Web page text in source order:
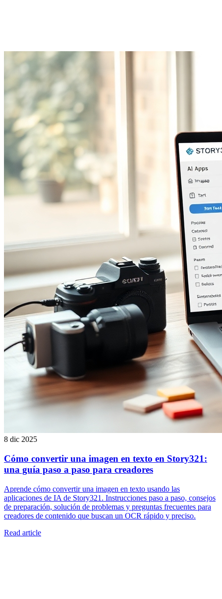
8 dic 2025
Cómo convertir una imagen en texto en Story321:
una guía paso a paso para creadores
Aprende cómo convertir una imagen en texto usando las
aplicaciones de IA de Story321. Instrucciones paso a paso, consejos
de preparación, solución de problemas y preguntas frecuentes para
creadores de contenido que buscan un OCR rápido y preciso.
Read article